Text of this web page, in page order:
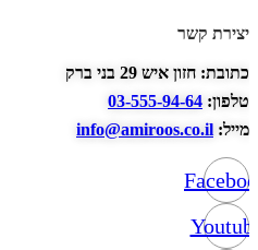
יצירת קשר
כתובת: חזון איש 29 בני ברק
טלפון: 03-555-94-64
מייל: info@amiroos.co.il